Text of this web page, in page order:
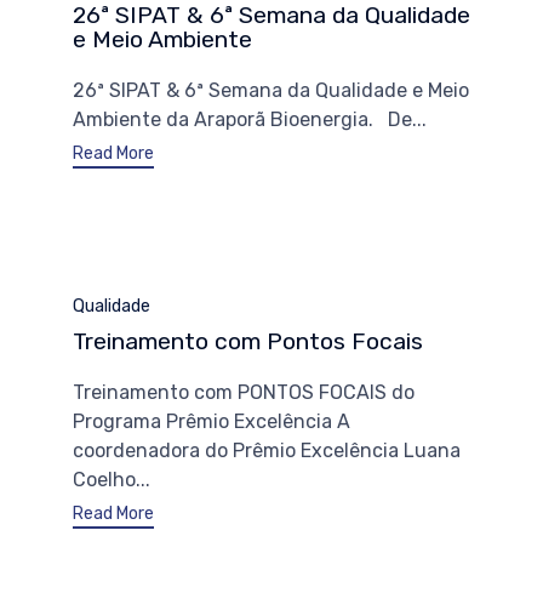
26ª SIPAT & 6ª Semana da Qualidade
e Meio Ambiente
26ª SIPAT & 6ª Semana da Qualidade e Meio
Ambiente da Araporã Bioenergia. De...
Read More
Category
Qualidade
Treinamento com Pontos Focais
Treinamento com PONTOS FOCAIS do
Programa Prêmio Excelência A
coordenadora do Prêmio Excelência Luana
Coelho...
Read More